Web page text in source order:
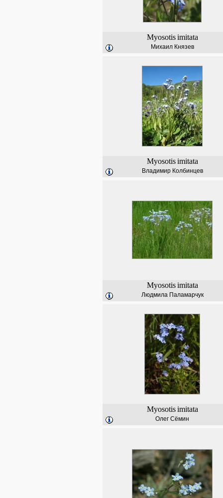
Myosotis imitata
Михаил Князев
Myosotis imitata
Владимир Колбинцев
Myosotis imitata
Людмила Паламарчук
Myosotis imitata
Олег Сёмин